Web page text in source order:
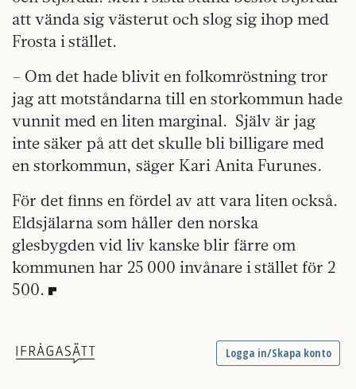
att vända sig västerut och slog sig ihop med
Frosta i stället.
– Om det hade blivit en folkomröstning tror
jag att motståndarna till en storkommun hade
vunnit med en liten marginal. Själv är jag
inte säker på att det skulle bli billigare med
en storkommun, säger Kari Anita Furunes.
För det finns en fördel av att vara liten också.
Eldsjälarna som håller den norska
glesbygden vid liv kanske blir färre om
kommunen har 25 000 invånare i stället för 2
500.